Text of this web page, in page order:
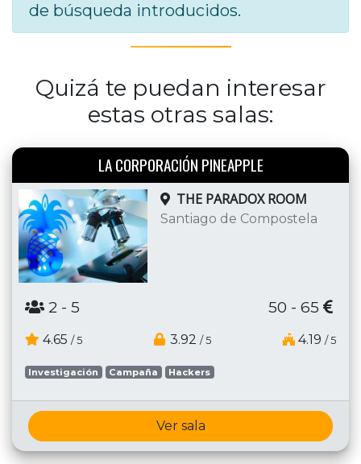
de búsqueda introducidos.
Quizá te puedan interesar
estas otras salas:
LA CORPORACIÓN PINEAPPLE
THE PARADOX ROOM
Santiago de Compostela
2 - 5 50 - 65
4.65 / 5 3.92 / 5 4.19 / 5
Investigación Campaña Hackers
Ver sala